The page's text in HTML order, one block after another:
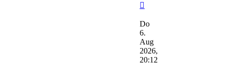
Beitrag
Do
6.
Aug
2026,
20:12